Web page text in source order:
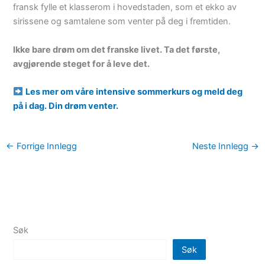
fransk fylle et klasserom i hovedstaden, som et ekko av
sirissene og samtalene som venter på deg i fremtiden.
Ikke bare drøm om det franske livet. Ta det første,
avgjørende steget for å leve det.
Les mer om våre intensive sommerkurs og meld deg
på i dag. Din drøm venter.
← Forrige Innlegg Neste Innlegg →
Søk
Søk